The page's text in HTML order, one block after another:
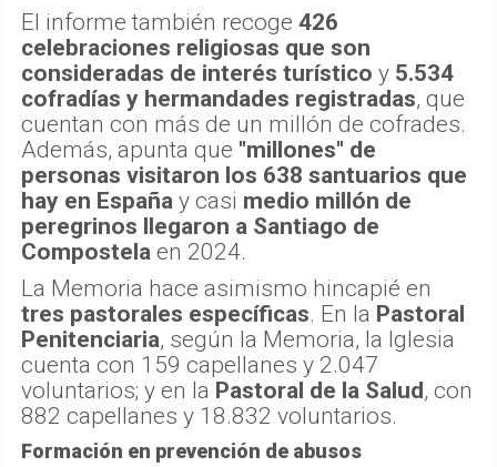
El informe también recoge 426
celebraciones religiosas que son
consideradas de interés turístico y 5.534
cofradías y hermandades registradas, que
cuentan con más de un millón de cofrades.
Además, apunta que "millones" de
personas visitaron los 638 santuarios que
hay en España y casi medio millón de
peregrinos llegaron a Santiago de
Compostela en 2024.
La Memoria hace asimismo hincapié en
tres pastorales específicas. En la Pastoral
Penitenciaria, según la Memoria, la Iglesia
cuenta con 159 capellanes y 2.047
voluntarios; y en la Pastoral de la Salud, con
882 capellanes y 18.832 voluntarios.
Formación en prevención de abusos